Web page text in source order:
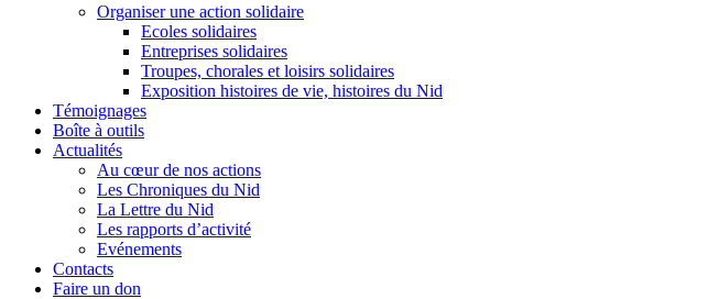
Organiser une action solidaire
Ecoles solidaires
Entreprises solidaires
Troupes, chorales et loisirs solidaires
Exposition histoires de vie, histoires du Nid
Témoignages
Boîte à outils
Actualités
Au cœur de nos actions
Les Chroniques du Nid
La Lettre du Nid
Les rapports d’activité
Evénements
Contacts
Faire un don